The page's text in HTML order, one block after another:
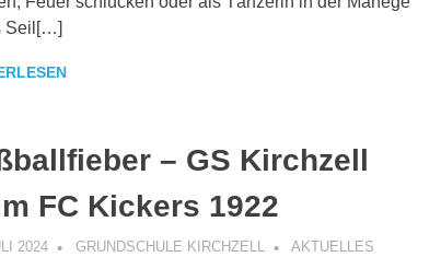
Seil[…]
– GS Kirchzell
FC Kickers 1922
2024 GRUNDSCHULE KIRCHZELL AKTUELLES